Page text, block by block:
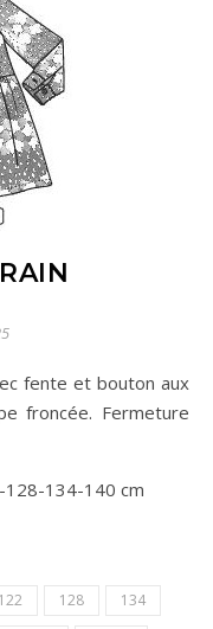
froncée. Fermeture
134-140 cm
122 128
134